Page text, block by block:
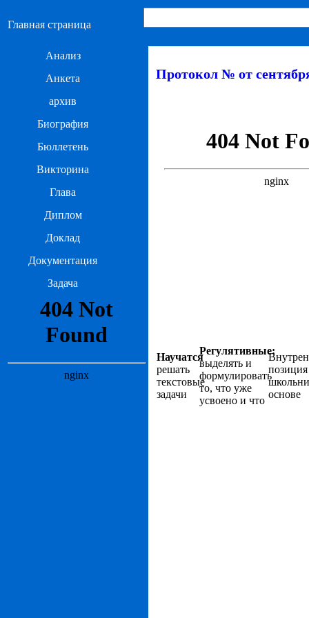
Главная страница
Анализ
Анкета
архив
Биография
Бюллетень
Викторина
Глава
Диплом
Доклад
Документация
Задача
Протокол № от
Научатся
решать
текстовые
задачи
Регулятивные:
выделять и
формулировать
то, что уже
усвоено и что
позиция
основе